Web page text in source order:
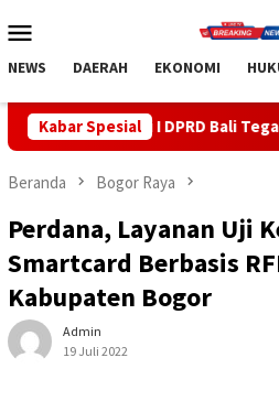
ke
Mobile
NEWS DAERAH EKONOMI
Kabar Spesial
Bali Tegaskan Tak Ada Indikasi
Beranda Bogor Raya
Perdana, Layanan Uji
Smartcard Berbasis
Kabupaten Bogor
Admin
19 Juli 2022